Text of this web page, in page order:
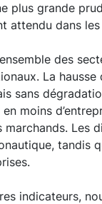
plus grande
attendu dans
des
La
sans
moins
marchands. Les
tandis
indicateurs,